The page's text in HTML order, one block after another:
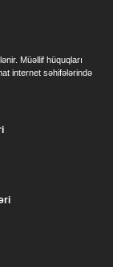
Müəllif hüquqları
internet səhifələrində